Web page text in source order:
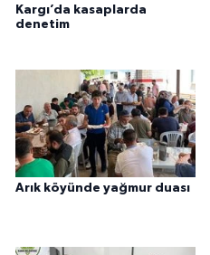
Kargı’da kasaplarda
denetim
Arık köyünde yağmur duası